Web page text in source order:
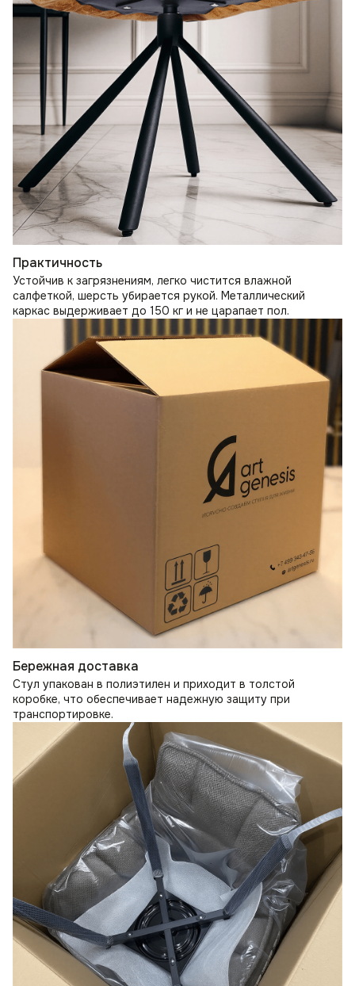
Практичность
Устойчив к загрязнениям, легко чистится влажной
салфеткой, шерсть убирается рукой. Металлический
каркас выдерживает до 150 кг и не царапает пол.
Бережная доставка
Стул упакован в полиэтилен и приходит в толстой
коробке, что обеспечивает надежную защиту при
транспортировке.